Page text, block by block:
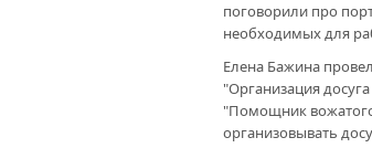
поговорили про
необходимых для
Елена Бажина
"Организация
"Помощник
организовывать